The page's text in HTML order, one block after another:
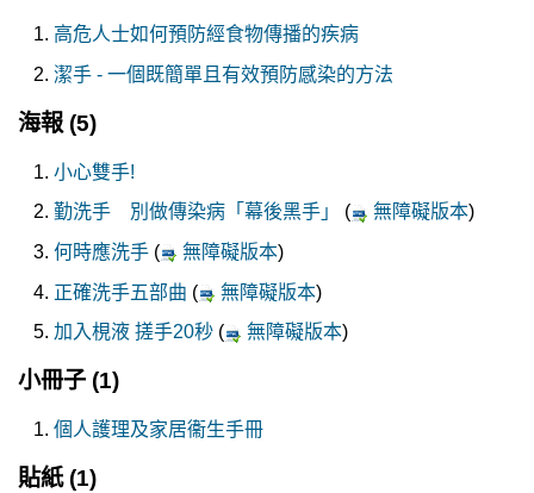
高危人士如何預防經食物傳播的疾病
潔手 - 一個既簡單且有效預防感染的方法
海報 (5)
小心雙手!
勤洗手 別做傳染病「幕後黑手」 ( 無障礙版本)
何時應洗手 ( 無障礙版本)
正確洗手五部曲 ( 無障礙版本)
加入梘液 搓手20秒 ( 無障礙版本)
小冊子 (1)
個人護理及家居衞生手冊
貼紙 (1)